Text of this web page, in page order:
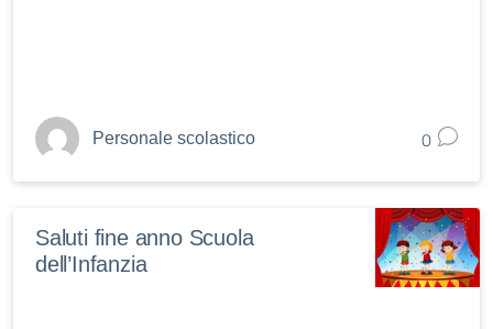
Personale scolastico 0
Saluti fine anno Scuola
dell’Infanzia